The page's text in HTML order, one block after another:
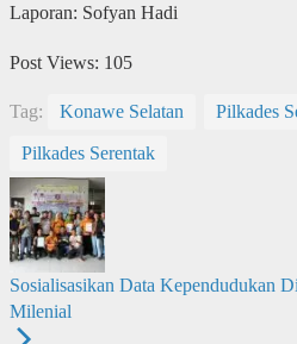
Laporan: Sofyan Hadi
Post Views: 105
Tag: Konawe Selatan Pilkades
Pilkades Serentak
Sosialisasikan Data Kependudukan
Milenial